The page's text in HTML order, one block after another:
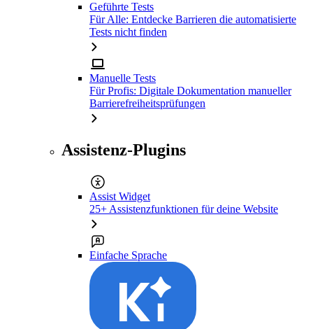
Geführte Tests
Für Alle: Entdecke Barrieren die automatisierte
Tests nicht finden
Manuelle Tests
Für Profis: Digitale Dokumentation manueller
Barrierefreiheitsprüfungen
Assistenz-Plugins
Assist Widget
25+ Assistenzfunktionen für deine Website
Einfache Sprache